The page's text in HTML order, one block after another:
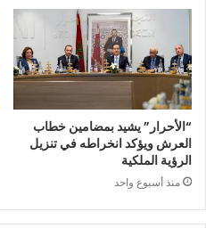
“الأحرار” يشيد بمضامين خطاب
العرش ويؤكد انخراطه في تنزيل
الرؤية الملكية
منذ أسبوع واحد